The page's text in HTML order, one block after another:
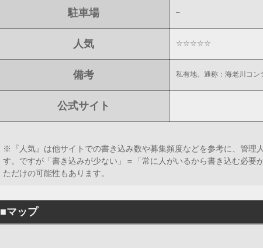
駐車場 –
人気 ☆☆☆☆☆
備考 私有地。通称：海老川コン
公式サイト
※『人気』は他サイトでの書き込み数や募集頻度などを参考に、管理
す。ですが「書き込みが少ない」＝「常に人がいるから書き込む必要
ただけの可能性もあります。
■マップ